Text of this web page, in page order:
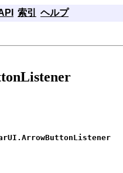
索引 ヘルプ